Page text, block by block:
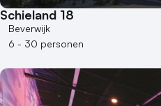
Schieland 18
Beverwijk
6 - 30 personen